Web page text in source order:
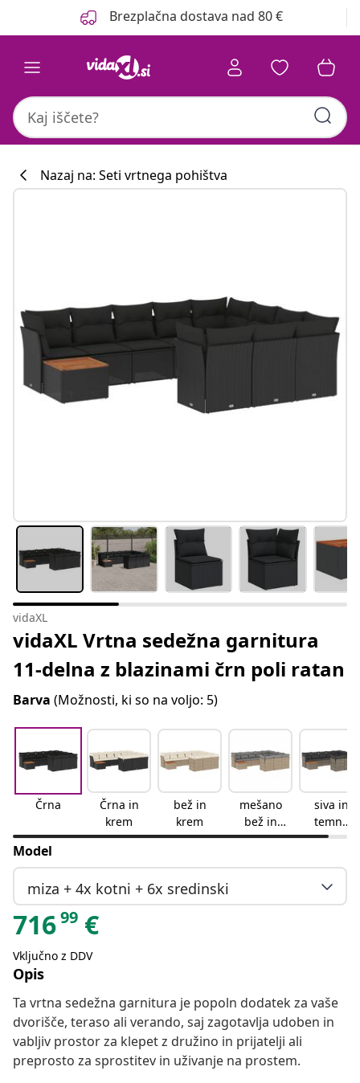
Brezplačna dostava nad 80 €
Nazaj na: Seti vrtnega pohištva
vidaXL
vidaXL Vrtna sedežna garnitura
11-delna z blazinami črn poli ratan
Barva (Možnosti, ki so na voljo: 5)
Črna
Črna in
krem
bež in
krem
mešano
bež in
siva
siva in
temno
siva
Model
miza + 4x kotni + 6x sredinski
71699 €
Vključno z DDV
Opis
Ta vrtna sedežna garnitura je popoln dodatek za vaše
dvorišče, teraso ali verando, saj zagotavlja udoben in
vabljiv prostor za klepet z družino in prijatelji ali
preprosto za sprostitev in uživanje na prostem.